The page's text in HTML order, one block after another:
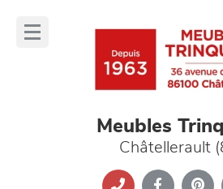
Meubles
Châtellerault